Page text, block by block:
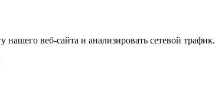
веб-сайта и анализировать сетевой трафик.